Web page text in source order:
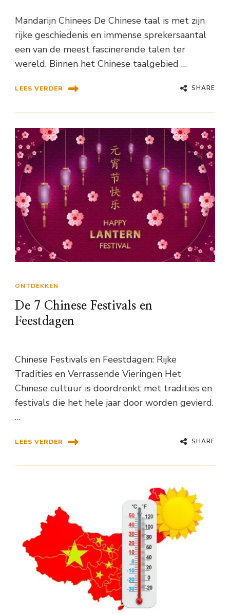
Mandarijn Chinees De Chinese taal is met zijn
rijke geschiedenis en immense sprekersaantal
een van de meest fascinerende talen ter
wereld. Binnen het Chinese taalgebied …
LEES VERDER SHARE
ONTDEKKEN
De 7 Chinese Festivals en
Feestdagen
Chinese Festivals en Feestdagen: Rijke
Tradities en Verrassende Vieringen Het
Chinese cultuur is doordrenkt met tradities en
festivals die het hele jaar door worden gevierd.
…
LEES VERDER SHARE